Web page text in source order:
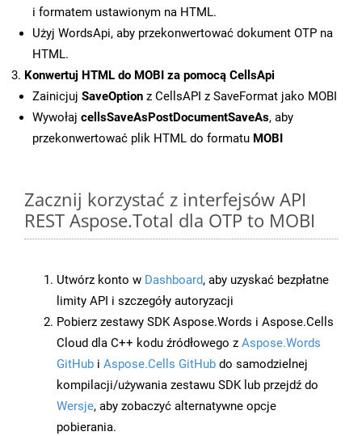
i formatem ustawionym na HTML.
Użyj WordsApi, aby przekonwertować dokument OTP na
HTML.
Konwertuj HTML do MOBI za pomocą CellsApi
Zainicjuj SaveOption z CellsAPI z SaveFormat jako MOBI
Wywołaj cellsSaveAsPostDocumentSaveAs, aby
przekonwertować plik HTML do formatu MOBI
Zacznij korzystać z interfejsów API
REST Aspose.Total dla OTP to MOBI
Utwórz konto w Dashboard, aby uzyskać bezpłatne
limity API i szczegóły autoryzacji
Pobierz zestawy SDK Aspose.Words i Aspose.Cells
Cloud dla C++ kodu źródłowego z Aspose.Words
GitHub i Aspose.Cells GitHub do samodzielnej
kompilacji/używania zestawu SDK lub przejdź do
Wersje, aby zobaczyć alternatywne opcje
pobierania.